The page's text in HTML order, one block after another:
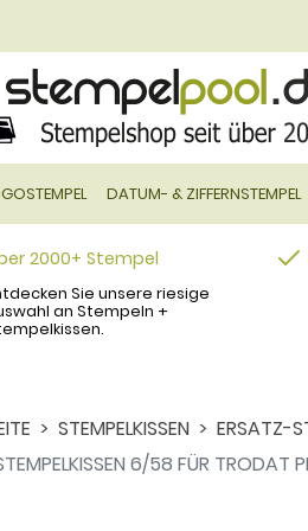
DATUM- & ZIFFERNSTEMPEL
2000+ Stempel
Sie unsere riesige
an Stempeln +
STEMPELKISSEN
ERSATZ-
6/58 FÜR